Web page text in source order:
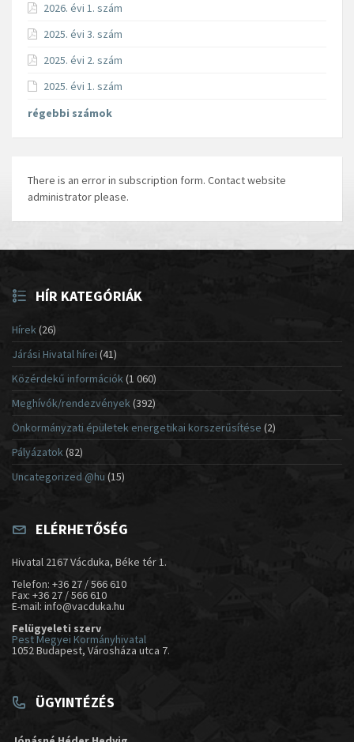
2026. évi 1. szám
2025. évi 3. szám
2025. évi 2. szám
2025. évi 1. szám
régebbi számok
There is an error in subscription form. Contact website
administrator please.
HÍR KATEGÓRIÁK
Hírek(26)
Járási Hivatal hírei (41)
Közérdekű információk(1 060)
Meghívók/rendezvények (392)
Önkormányzati épületek energetikai korszerűsítése (2)
Pályázatok (82)
Uncategorized @hu (15)
ELÉRHETŐSÉG
Hivatal 2167 Vácduka, Béke tér 1.
Telefon: +36 27 / 566 610
Fax: +36 27 / 566 610
E-mail: info@vacduka.hu
Felügyeleti szerv
Pest Megyei Kormányhivatal
1052 Budapest, Városháza utca 7.
ÜGYINTÉZÉS